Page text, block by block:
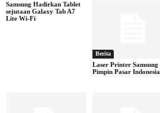
Samsung Hadirkan Tablet
sejutaan Galaxy Tab A7
Lite Wi-Fi
Berita
Laser Printer Samsung
Pimpin Pasar Indonesia